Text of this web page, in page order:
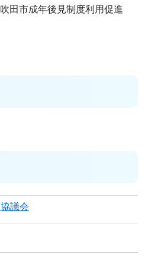
田市成年後見制度利用促進
議会